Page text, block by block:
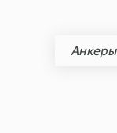
Анкеры